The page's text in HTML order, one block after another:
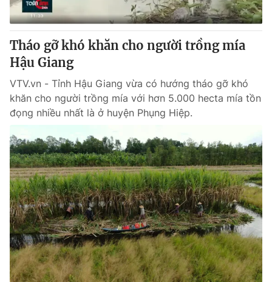
Tháo gỡ khó khăn cho người trồng mía
Hậu Giang
VTV.vn - Tỉnh Hậu Giang vừa có hướng tháo gỡ khó
khăn cho người trồng mía với hơn 5.000 hecta mía tồn
đọng nhiều nhất là ở huyện Phụng Hiệp.